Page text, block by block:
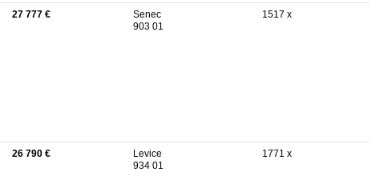
27 777 €
Senec
903 01
1517 x
26 790 €
Levice
934 01
1771 x